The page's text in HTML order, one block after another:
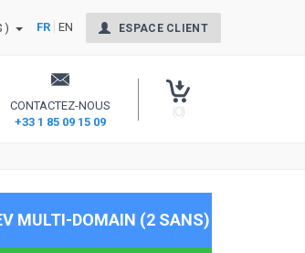
FR EN ESPACE CLIENT
CONTACTEZ-NOUS
+33 1 85 09 15 09
(0)
MULTI-DOMAIN (2 SANS)